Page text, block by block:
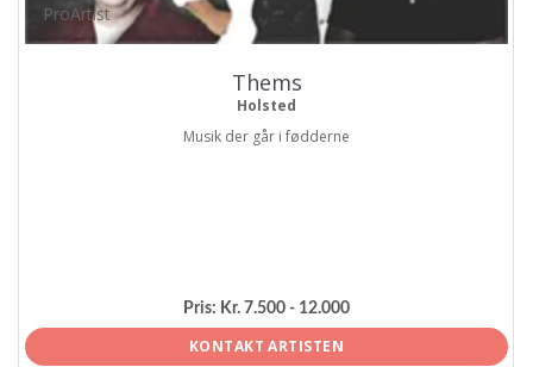
ProArtist
Thems
Holsted
Musik der går i fødderne
Pris: Kr. 7.500 - 12.000
KONTAKT ARTISTEN